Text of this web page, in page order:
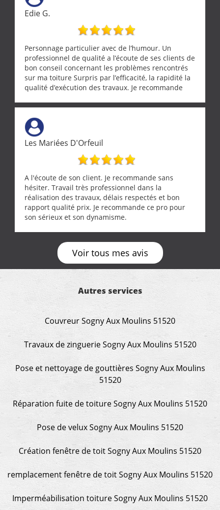
Edie G.
Personnage particulier avec de l’humour. Un
professionnel de qualité a l’écoute de ses clients de
bon conseil concernant les problèmes rencontrés
sur ma toiture Surpris par l’efficacité, la rapidité la
qualité d’exécution des travaux. Je recommande
Les Mariées D'Orfeuil
A l'écoute de son client. Je recommande sans
hésiter. Travail très professionnel dans la
réalisation des travaux, délais respectés et bon
rapport qualité prix. Je recommande ce pro pour
son sérieux et son dynamisme.
Voir tous mes avis
Autres services
Couvreur Sogny Aux Moulins 51520
Travaux de zinguerie Sogny Aux Moulins 51520
Pose et nettoyage de gouttières Sogny Aux Moulins
51520
Réparation fuite de toiture Sogny Aux Moulins 51520
Pose de velux Sogny Aux Moulins 51520
Création fenêtre de toit Sogny Aux Moulins 51520
remplacement fenêtre de toit Sogny Aux Moulins 51520
Imperméabilisation toiture Sogny Aux Moulins 51520